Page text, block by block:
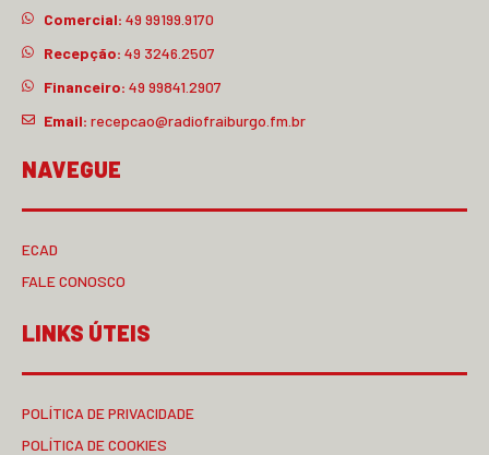
Comercial: 49 99199.9170
Recepção: 49 3246.2507
Financeiro: 49 99841.2907
Email: recepcao@radiofraiburgo.fm.br
NAVEGUE
ECAD
FALE CONOSCO
LINKS ÚTEIS
POLÍTICA DE PRIVACIDADE
POLÍTICA DE COOKIES